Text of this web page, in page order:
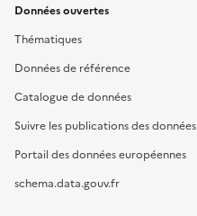
Données ouvertes
Thématiques
Données de référence
Catalogue de données
Suivre les publications des données
Portail des données européennes
schema.data.gouv.fr